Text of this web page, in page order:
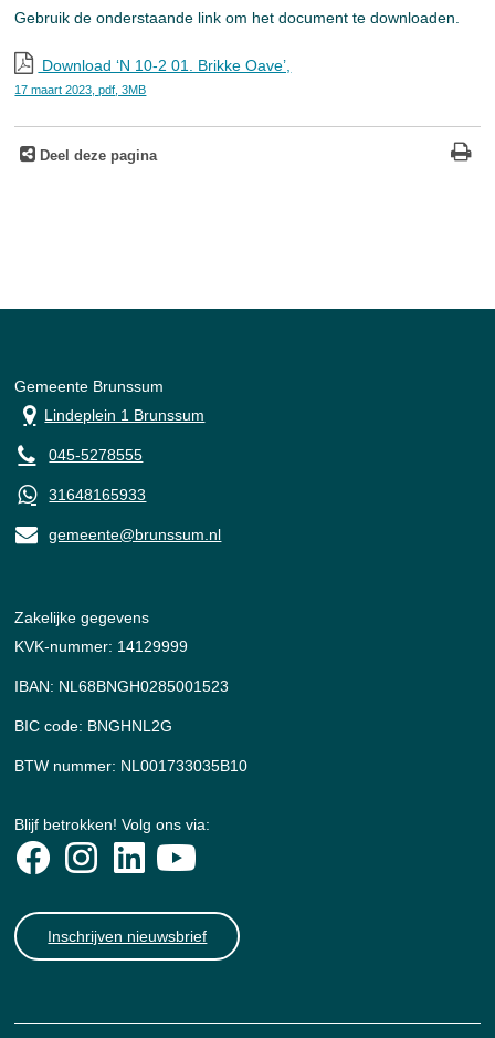
Gebruik de onderstaande link om het document te downloaden.
Download ‘N 10-2 01. Brikke Oave’,
17 maart 2023,pdf , 3MB
Deel deze pagina
Gemeente Brunssum
Lindeplein 1 Brunssum
045-5278555
31648165933
gemeente@brunssum.nl
Zakelijke gegevens
KVK-nummer: 14129999
IBAN: NL68BNGH0285001523
BIC code: BNGHNL2G
BTW nummer: NL001733035B10
Blijf betrokken! Volg ons via:
Inschrijven nieuwsbrief